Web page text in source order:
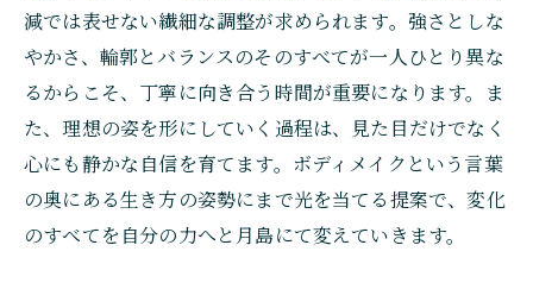
減では表せない繊細な調整が求められます。強さとしな
やかさ、輪郭とバランスのそのすべてが一人ひとり異な
るからこそ、丁寧に向き合う時間が重要になります。ま
た、理想の姿を形にしていく過程は、見た目だけでなく
心にも静かな自信を育てます。ボディメイクという言葉
の奥にある生き方の姿勢にまで光を当てる提案で、変化
のすべてを自分の力へと月島にて変えていきます。